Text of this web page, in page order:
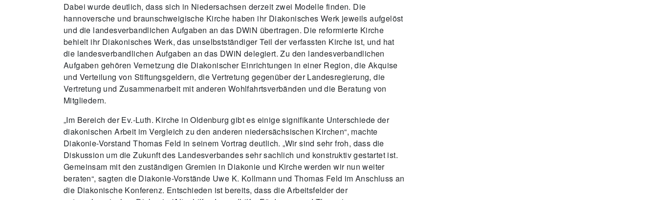
Dabei wurde deutlich, dass sich in Niedersachsen derzeit zwei Modelle finden. Die
hannoversche und braunschweigische Kirche haben ihr Diakonisches Werk jeweils aufgelöst
und die landesverbandlichen Aufgaben an das DWiN übertragen. Die reformierte Kirche
behielt ihr Diakonisches Werk, das unselbstständiger Teil der verfassten Kirche ist, und hat
die landesverbandlichen Aufgaben an das DWiN delegiert. Zu den landesverbandlichen
Aufgaben gehören Vernetzung die Diakonischer Einrichtungen in einer Region, die Akquise
und Verteilung von Stiftungsgeldern, die Vertretung gegenüber der Landesregierung, die
Vertretung und Zusammenarbeit mit anderen Wohlfahrtsverbänden und die Beratung von
Mitgliedern.
„Im Bereich der Ev.-Luth. Kirche in Oldenburg gibt es einige signifikante Unterschiede der
diakonischen Arbeit im Vergleich zu den anderen niedersächsischen Kirchen“, machte
Diakonie-Vorstand Thomas Feld in seinem Vortrag deutlich. „Wir sind sehr froh, dass die
Diskussion um die Zukunft des Landesverbandes sehr sachlich und konstruktiv gestartet ist.
Gemeinsam mit den zuständigen Gremien in Diakonie und Kirche werden wir nun weiter
beraten“, sagten die Diakonie-Vorstände Uwe K. Kollmann und Thomas Feld im Anschluss an
die Diakonische Konferenz. Entschieden ist bereits, dass die Arbeitsfelder der